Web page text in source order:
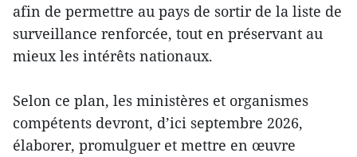
afin de permettre au pays de sortir de la liste de
surveillance renforcée, tout en préservant au
mieux les intérêts nationaux.
Selon ce plan, les ministères et organismes
compétents devront, d’ici septembre 2026,
élaborer, promulguer et mettre en œuvre